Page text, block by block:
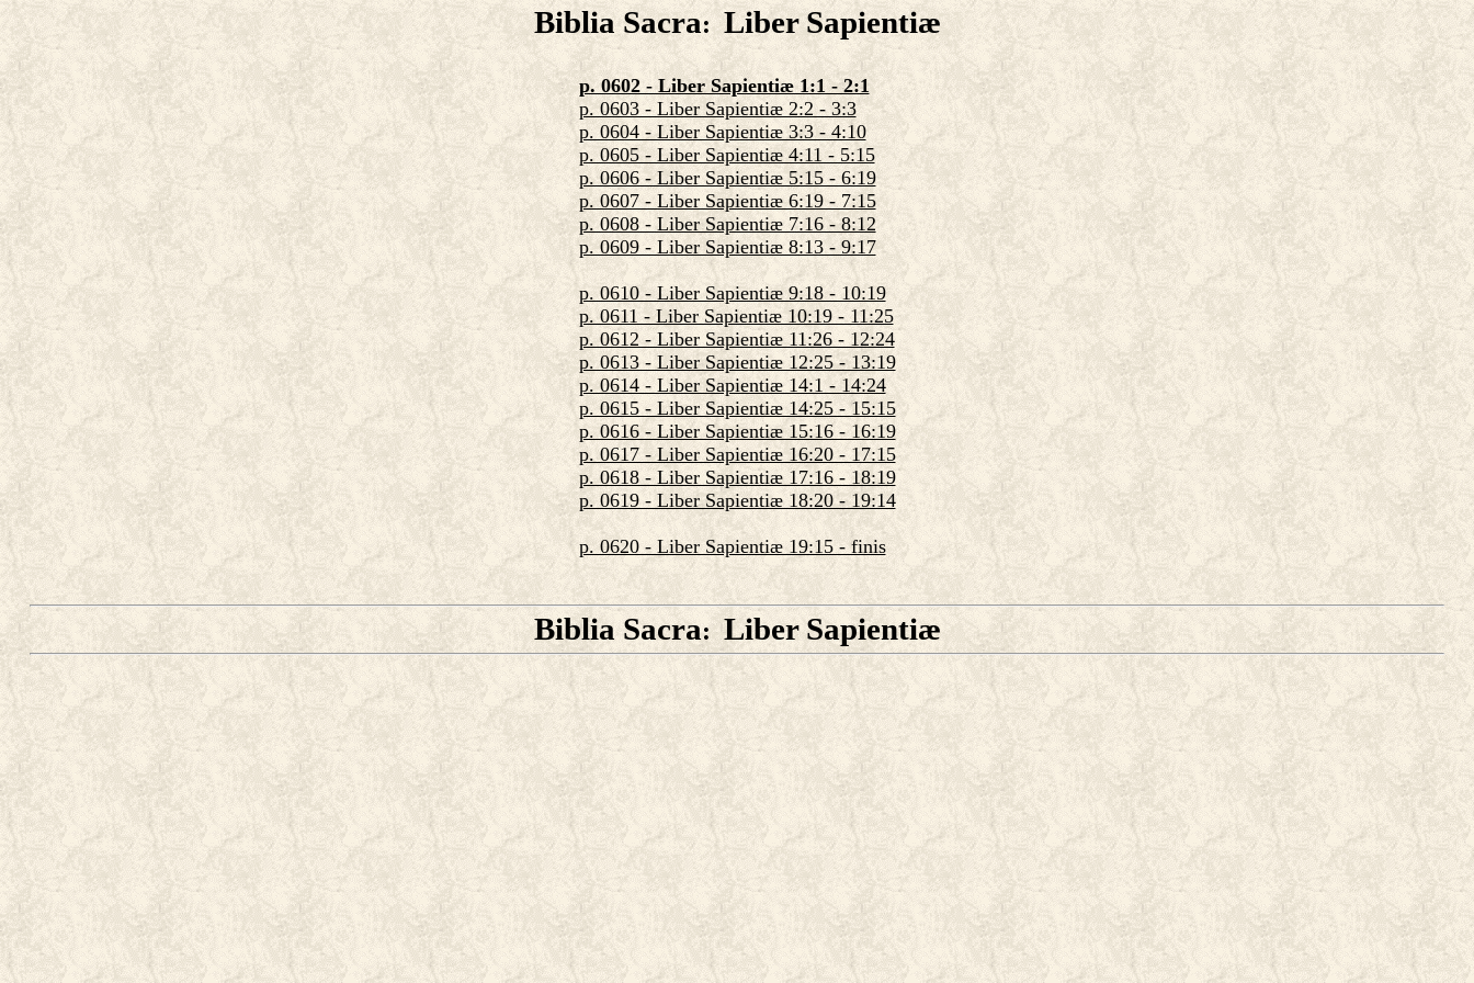
Biblia Sacra:Liber Sapientiæ
p. 0602 - Liber Sapientiæ 1:1 - 2:1
p. 0603 - Liber Sapientiæ 2:2 - 3:3
p. 0604 - Liber Sapientiæ 3:3 - 4:10
p. 0605 - Liber Sapientiæ 4:11 - 5:15
p. 0606 - Liber Sapientiæ 5:15 - 6:19
p. 0607 - Liber Sapientiæ 6:19 - 7:15
p. 0608 - Liber Sapientiæ 7:16 - 8:12
p. 0609 - Liber Sapientiæ 8:13 - 9:17
p. 0610 - Liber Sapientiæ 9:18 - 10:19
p. 0611 - Liber Sapientiæ 10:19 - 11:25
p. 0612 - Liber Sapientiæ 11:26 - 12:24
p. 0613 - Liber Sapientiæ 12:25 - 13:19
p. 0614 - Liber Sapientiæ 14:1 - 14:24
p. 0615 - Liber Sapientiæ 14:25 - 15:15
p. 0616 - Liber Sapientiæ 15:16 - 16:19
p. 0617 - Liber Sapientiæ 16:20 - 17:15
p. 0618 - Liber Sapientiæ 17:16 - 18:19
p. 0619 - Liber Sapientiæ 18:20 - 19:14
p. 0620 - Liber Sapientiæ 19:15 - finis
Biblia Sacra:Liber Sapientiæ